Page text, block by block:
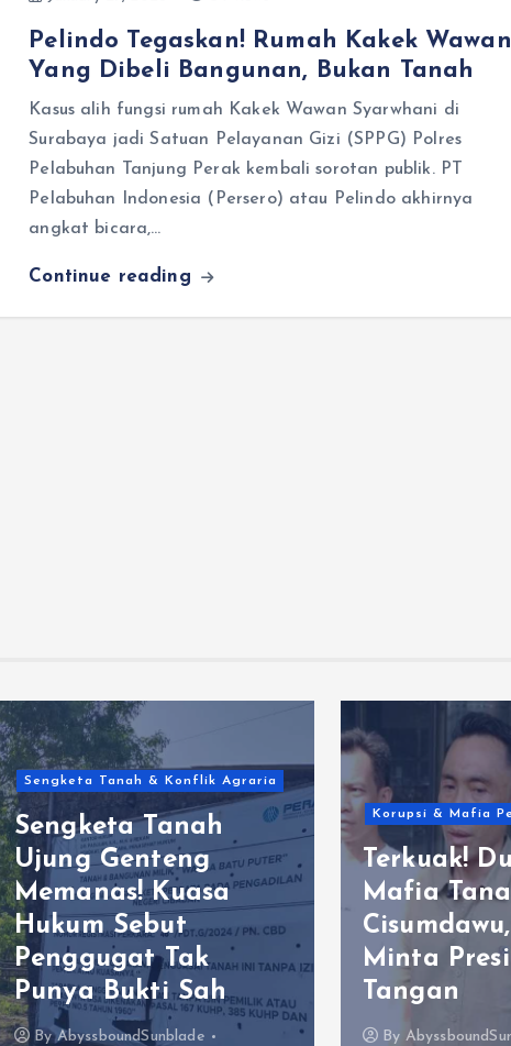
Pelindo Tegaskan! Rumah Kakek Wawan
Yang Dibeli Bangunan, Bukan Tanah
Kasus alih fungsi rumah Kakek Wawan Syarwhani di
Surabaya jadi Satuan Pelayanan Gizi (SPPG) Polres
Pelabuhan Tanjung Perak kembali sorotan publik. PT
Pelabuhan Indonesia (Persero) atau Pelindo akhirnya
angkat bicara,…
Continue reading
Sengketa Tanah & Konflik Agraria
Sengketa Tanah
Ujung Genteng
Memanas! Kuasa
Hukum Sebut
Penggugat Tak
Punya Bukti Sah
ByAbyssboundSunblade
Korupsi & Mafia
Terkuak!
Mafia
Minta
Tangan
By